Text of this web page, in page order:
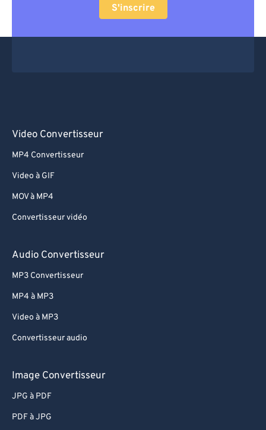
S'inscrire
Video Convertisseur
MP4 Convertisseur
Video à GIF
MOV à MP4
Convertisseur vidéo
Audio Convertisseur
MP3 Convertisseur
MP4 à MP3
Video à MP3
Convertisseur audio
Image Convertisseur
JPG à PDF
PDF à JPG